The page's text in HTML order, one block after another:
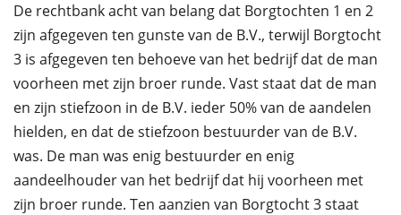
De rechtbank acht van belang dat Borgtochten 1 en 2
zijn afgegeven ten gunste van de B.V., terwijl Borgtocht
3 is afgegeven ten behoeve van het bedrijf dat de man
voorheen met zijn broer runde. Vast staat dat de man
en zijn stiefzoon in de B.V. ieder 50% van de aandelen
hielden, en dat de stiefzoon bestuurder van de B.V.
was. De man was enig bestuurder en enig
aandeelhouder van het bedrijf dat hij voorheen met
zijn broer runde. Ten aanzien van Borgtocht 3 staat